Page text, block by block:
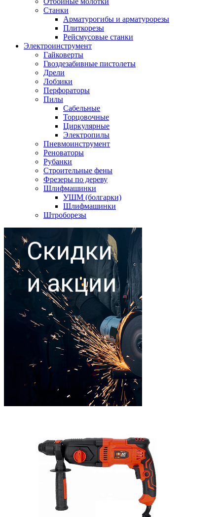
Станки
Арматурогибы и арматурорезы
Плиткорезы
Рейсмусовые станки
Электроинструмент
Гайковерты
Гвоздезабивные пистолеты
Дрели
Лобзики
Перфораторы
Пилы
Сабельные
Торцовочные
Циркулярные
Электропилы
Пневмоинструмент
Реноваторы
Рубанки
Строительные фены
Фрезеры по дереву
Шлифмашинки
УШМ (болгарки)
Шлифмашинки
Штроборезы